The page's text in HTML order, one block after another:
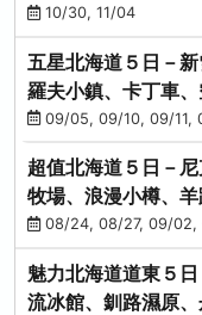
千歲)
10/30, 11/04
五星北海道５日－
羅夫小鎮、卡丁車
和牛螃蟹放題
09/05, 09/10, 09/11,
超值北海道５日－
牧場、浪漫小樽、
會、螃蟹懷石料理
08/24, 08/27, 09/02,
魅力北海道道東５
流冰館、釧路濕原